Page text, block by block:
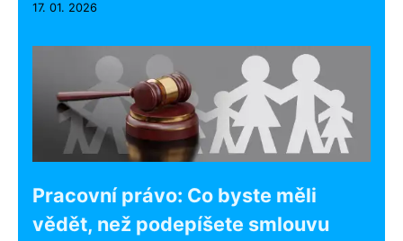
17. 01. 2026
Pracovní právo: Co byste měli
vědět, než podepíšete smlouvu